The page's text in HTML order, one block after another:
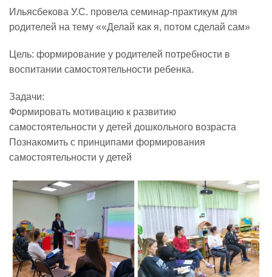
Напишите нам
Ильясбекова У.С. провела семинар-практикум для
родителей на тему ««Делай как я, потом сделай сам»
Цель: формирование у родителей потребности в
воспитании самостоятельности ребенка.
Задачи:
Формировать мотивацию к развитию
самостоятельности у детей дошкольного возраста
Познакомить с принципами формирования
самостоятельности у детей